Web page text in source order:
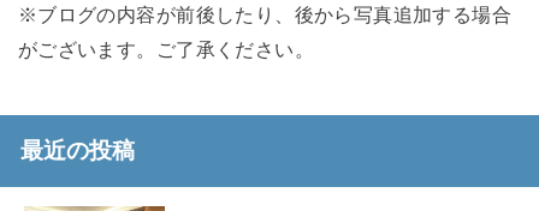
※ブログの内容が前後したり、後から写真追加する場合
がございます。ご了承ください。
最近の投稿